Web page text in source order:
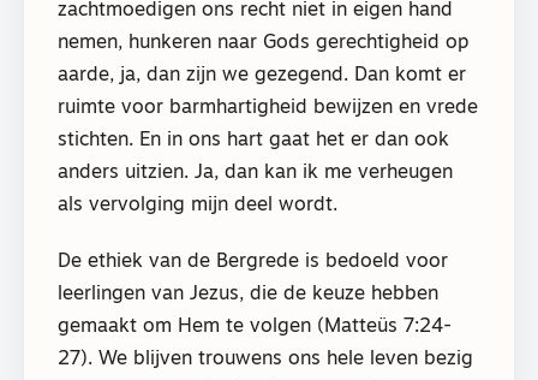
zachtmoedigen ons recht niet in eigen hand
nemen, hunkeren naar Gods gerechtigheid op
aarde, ja, dan zijn we gezegend. Dan komt er
ruimte voor barmhartigheid bewijzen en vrede
stichten. En in ons hart gaat het er dan ook
anders uitzien. Ja, dan kan ik me verheugen
als vervolging mijn deel wordt.
De ethiek van de Bergrede is bedoeld voor
leerlingen van Jezus, die de keuze hebben
gemaakt om Hem te volgen (Matteüs 7:24-
27). We blijven trouwens ons hele leven bezig